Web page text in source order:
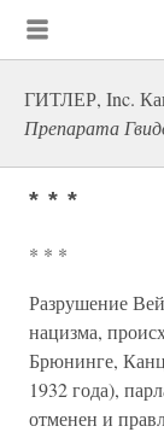
ГИТЛЕР, Inc.
Препарата
* * *
* * *
Разрушение
нацизма,
Брюнинге,
1932 года),
отменен и